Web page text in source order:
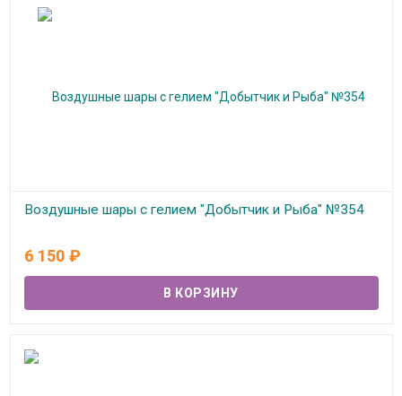
Воздушные шары с гелием "Добытчик и Рыба" №354
6 150 ₽